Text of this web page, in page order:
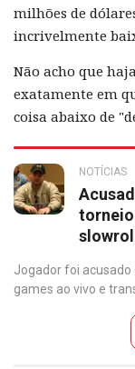
milhões de
incrivelmente
Não acho que
exatamente em
coisa abaixo de
NOTÍCIAS
Jogador foi acusado
games ao vivo e